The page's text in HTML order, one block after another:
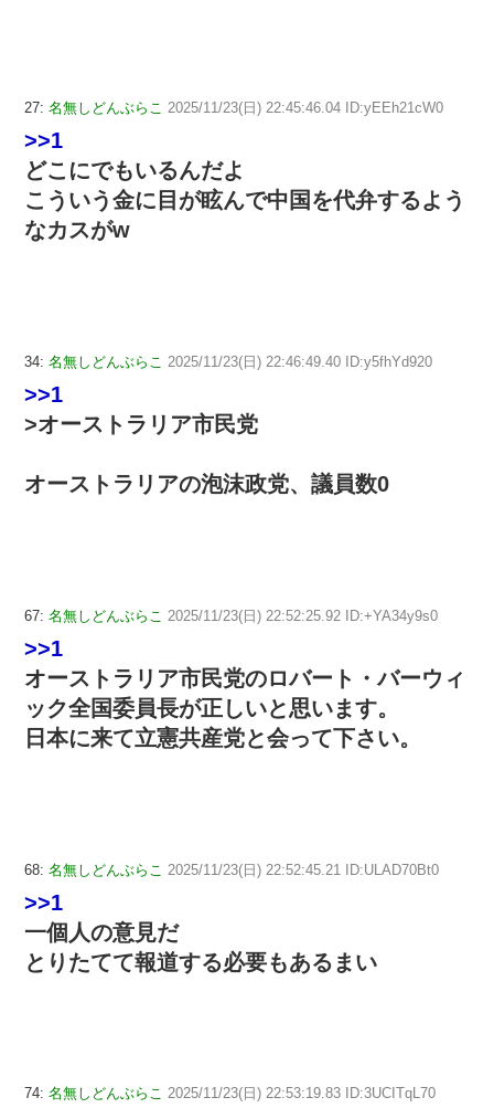
27: 名無しどんぶらこ 2025/11/23(日) 22:45:46.04 ID:yEEh21cW0
>>1
どこにでもいるんだよ
こういう金に目が眩んで中国を代弁するよう
なカスがw
34: 名無しどんぶらこ 2025/11/23(日) 22:46:49.40 ID:y5fhYd920
>>1
>オーストラリア市民党
オーストラリアの泡沫政党、議員数0
67: 名無しどんぶらこ 2025/11/23(日) 22:52:25.92 ID:+YA34y9s0
>>1
オーストラリア市民党のロバート・バーウィ
ック全国委員長が正しいと思います。
日本に来て立憲共産党と会って下さい。
68: 名無しどんぶらこ 2025/11/23(日) 22:52:45.21 ID:ULAD70Bt0
>>1
一個人の意見だ
とりたてて報道する必要もあるまい
74: 名無しどんぶらこ 2025/11/23(日) 22:53:19.83 ID:3UCITqL70